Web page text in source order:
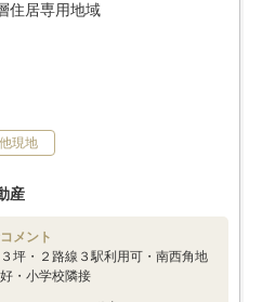
住居専用地域
現地
産
メント
坪・２路線３駅利用可・南西角地
・小学校隣接